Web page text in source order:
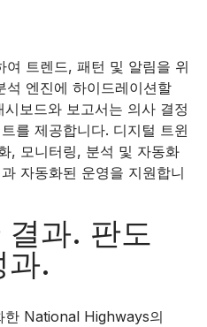
여 트렌드, 패턴 및 알림을 위
엔진에 하이드레이션할
보드와 보고서는 의사 결정
를 제공합니다. 디지털 트윈
, 모니터링, 분석 및 자동화
자동화된 운영을 지원합니
과. 판도
과.